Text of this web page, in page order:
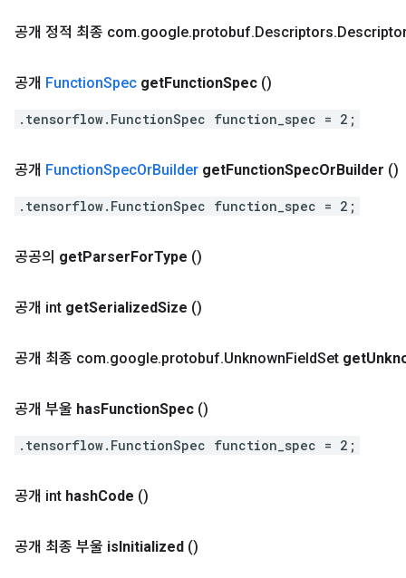
공개 정적 최종 com.google.protobuf.Descriptors.
공개 FunctionSpec getFunctionSpec ()
.tensorflow.FunctionSpec function_spec = 2;
공개 FunctionSpecOrBuilder getFunctionSpecOrBuilder ()
.tensorflow.FunctionSpec function_spec = 2;
공공의 getParserForType ()
공개 int getSerializedSize ()
공개 최종 com.google.protobuf.UnknownFieldSet get
공개 부울 hasFunctionSpec ()
.tensorflow.FunctionSpec function_spec = 2;
공개 int hashCode ()
공개 최종 부울 isInitialized ()